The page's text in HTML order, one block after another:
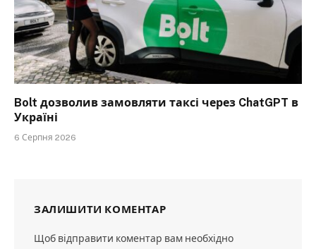
Bolt дозволив замовляти таксі через ChatGPT в
Україні
6 Серпня 2026
ЗАЛИШИТИ КОМЕНТАР
Щоб відправити коментар вам необхідно